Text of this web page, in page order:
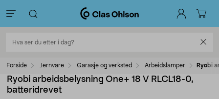
Forside Jernvare Garasje og verksted Arbeidslamper Ryobi
Ryobi arbeidsbelysning One+ 18 V RLCL18-0,
batteridrevet